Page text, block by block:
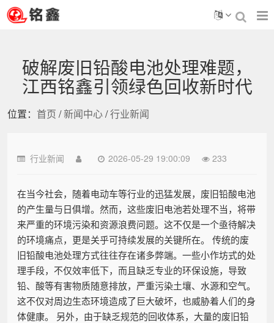
破解废旧铅酸电池处理难题，
江西铭鑫引领绿色回收新时代
位置： 首页 /新闻中心/行业新闻
行业新闻 2026-05-29 19:00:09 233
在当今社会，随着电动车等行业的迅猛发展，废旧铅酸电池
的产生量与日俱增。然而，这些废旧电池若处理不当，将带
来严重的环境污染和资源浪费问题。这不仅是一个亟待解决
的环境痛点，更是关乎可持续发展的关键所在。 传统的废
旧铅酸电池处理方式往往存在诸多弊端。一些小作坊式的处
理手段，不仅效率低下，而且缺乏专业的环保设施，导致
铅、酸等有害物质随意排放，严重污染土壤、水源和空气。
这不仅对周边生态环境造成了巨大破坏，也威胁着人们的身
体健康。 另外，由于缺乏规范的回收体系，大量的废旧铅